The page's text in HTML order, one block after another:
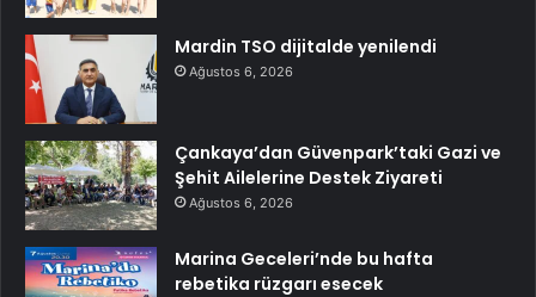
Mardin TSO dijitalde yenilendi
Ağustos 6, 2026
Çankaya’dan Güvenpark’taki Gazi ve
Şehit Ailelerine Destek Ziyareti
Ağustos 6, 2026
Marina Geceleri’nde bu hafta
rebetika rüzgarı esecek